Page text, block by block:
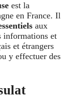
est la
en France. Il
aux
informations et
et étrangers
y effectuer des